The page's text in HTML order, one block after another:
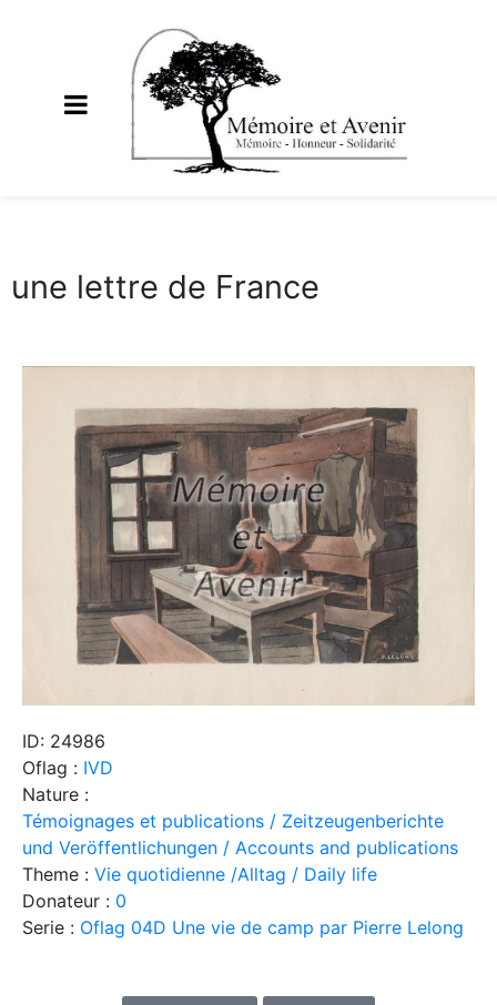
une lettre de France
ID: 24986
Oflag : IVD
Nature :
Témoignages et publications / Zeitzeugenberichte
und Veröffentlichungen / Accounts and publications
Theme : Vie quotidienne /Alltag / Daily life
Donateur : 0
Serie : Oflag 04D Une vie de camp par Pierre Lelong